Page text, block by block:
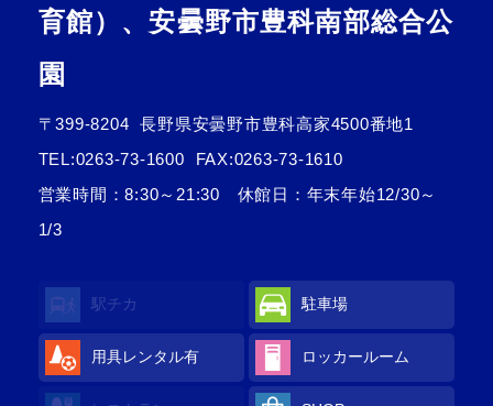
育館）、安曇野市豊科南部総合公
園
〒399-8204
長野県安曇野市豊科高家4500番地1
TEL:0263-73-1600
FAX:0263-73-1610
営業時間：8:30～21:30 休館日：年末年始12/30～
1/3
駅チカ 駐車場
用具レンタル有 ロッカールーム